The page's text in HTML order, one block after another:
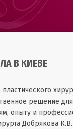
В КИЕВЕ
решение
опыту и
Добрякова